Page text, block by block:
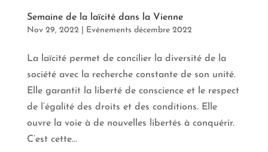
Semaine de la laïcité dans la Vienne
Nov 29, 2022 Evénements décembre 2022
La laïcité permet de concilier la diversité de la
société avec la recherche constante de son unité.
Elle garantit la liberté de conscience et le respect
de l’égalité des droits et des conditions. Elle
ouvre la voie à de nouvelles libertés à conquérir.
C’est cette...